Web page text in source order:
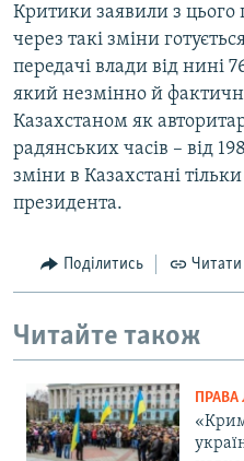
Критики заявили з
через такі зміни
передачі влади від нині
який незмінно й
Казахстаном як
радянських часів – від
зміни в Казахстані
президента.
Поділитись Читати
Читайте також